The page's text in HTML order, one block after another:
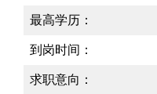
最高学历：
到岗时间：
求职意向：